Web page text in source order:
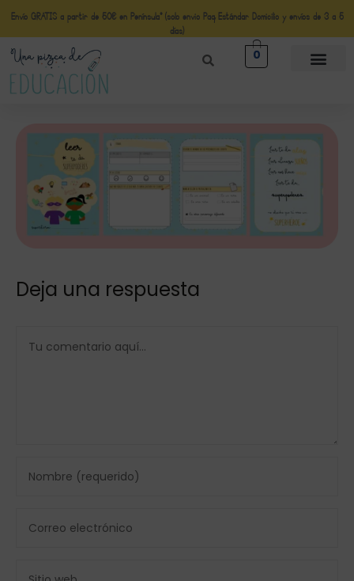
Envío GRATIS a partir de 50€ en Península* (solo envio Paq Estándar Domicilio y envíos de 3 a 5
días)
0
Deja una respuesta